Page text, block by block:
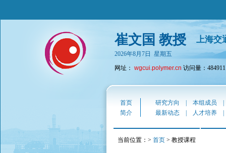
崔文国 教授 上海交
2026年8月7日 星期五
网址： wgcui.polymer.cn 访问量：484911
首页 研究方向 本组成员
简介
最新动态 人才培养
当前位置：> 首页 > 教授课程